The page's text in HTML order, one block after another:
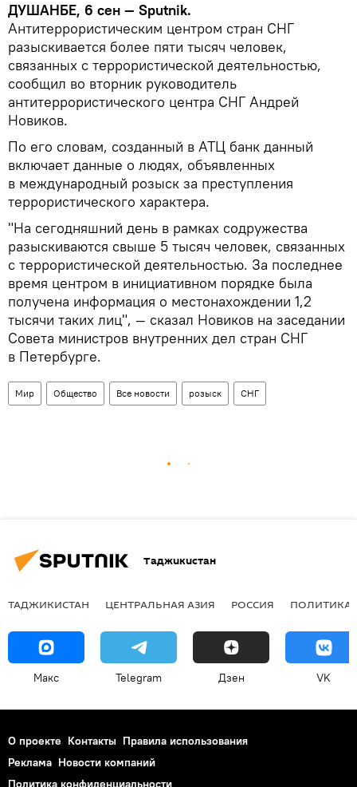
ДУШАНБЕ, 6 сен — Sputnik.
Антитеррористическим центром стран СНГ
разыскивается более пяти тысяч человек,
связанных с террористической деятельностью,
сообщил во вторник руководитель
антитеррористического центра СНГ Андрей
Новиков.
По его словам, созданный в АТЦ банк данный
включает данные о людях, объявленных
в международный розыск за преступления
террористического характера.
"На сегодняшний день в рамках содружества
разыскиваются свыше 5 тысяч человек, связанных
с террористической деятельностью. За последнее
время центром в инициативном порядке была
получена информация о местонахождении 1,2
тысячи таких лиц", — сказал Новиков на заседании
Совета министров внутренних дел стран СНГ
в Петербурге.
Мир Общество Все новости розыск СНГ
Таджикистан
ТАДЖИКИСТАН ЦЕНТРАЛЬНАЯ АЗИЯ РОССИЯ ПОЛИТИКА
Макс Telegram Дзен VK
О проекте Контакты Правила использования
Реклама Новости компаний
Политика конфиденциальности